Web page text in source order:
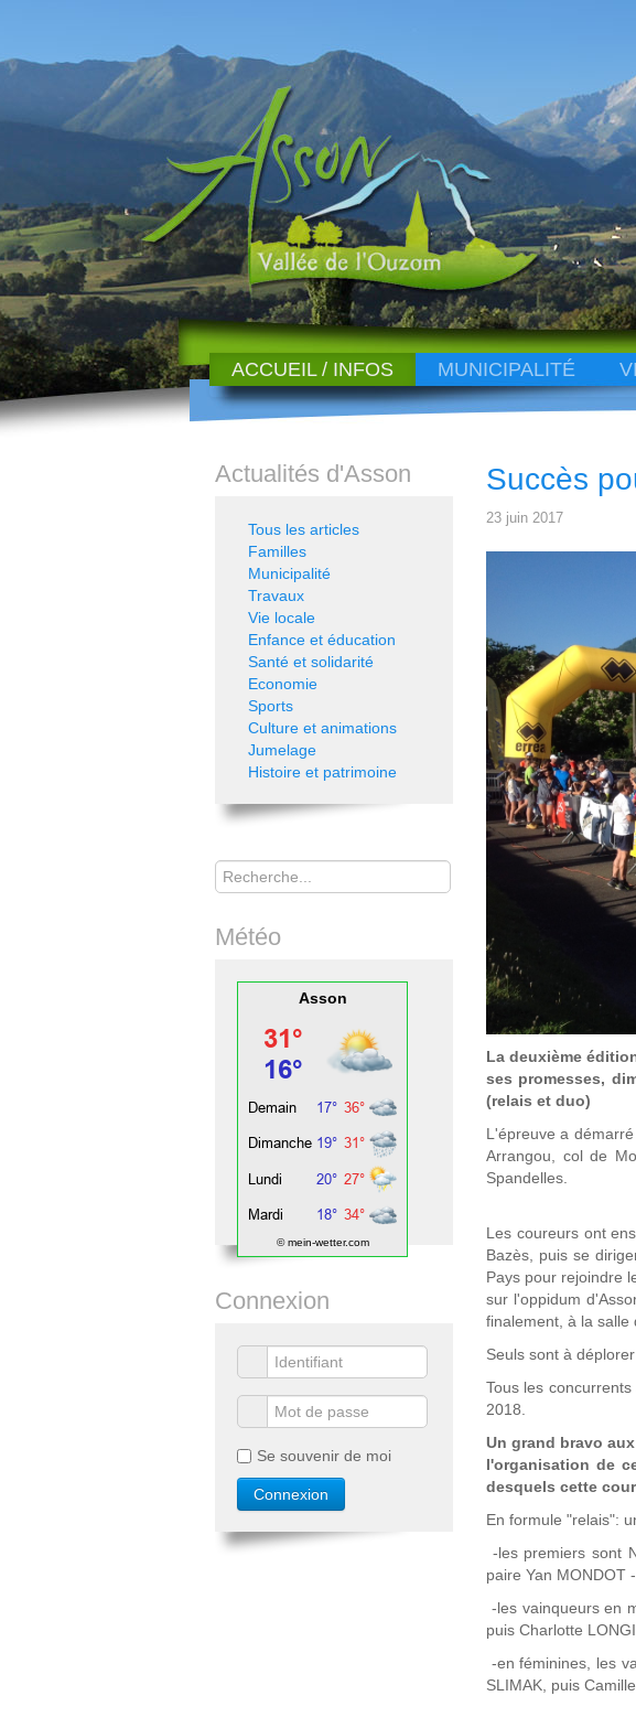
ACCUEIL / INFOS MUNICIPALITÉ
Succès
23 juin 2017
La deuxième
ses promesses,
(relais et duo)
L'épreuve a
Arrangou, col de
Spandelles.
Les coureurs ont
Bazès, puis se
Pays pour rejoindre
sur l'oppidum
finalement, à la salle
Seuls sont à
Tous les
2018.
Un grand bravo
l'organisation de
desquels cette
En formule "relais":
-les premiers sont
paire Yan MONDOT
-les vainqueurs en
puis Charlotte
-en féminines, les
SLIMAK, puis
Actualités d'Asson
Tous les articles
Familles
Municipalité
Travaux
Vie locale
Enfance et éducation
Santé et solidarité
Economie
Sports
Culture et animations
Jumelage
Histoire et patrimoine
Rechercher
Météo
Asson
© mein-wetter.com
Connexion
Se souvenir de moi